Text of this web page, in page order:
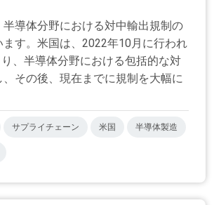
導体分野における対中輸出規制の
す。米国は、2022年10月に行われ
、半導体分野における包括的な対
その後、現在までに規制を大幅に
サプライチェーン 米国 半導体製造